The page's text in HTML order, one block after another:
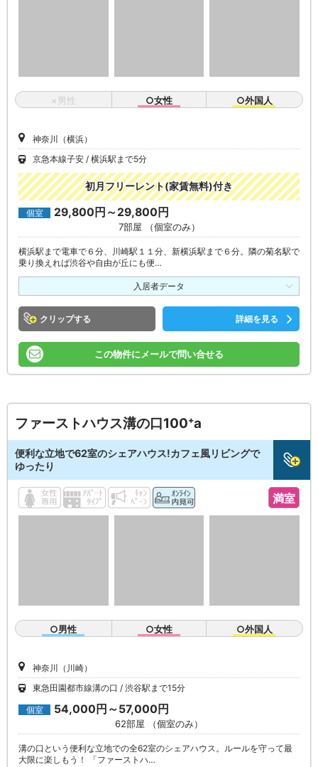
×男性 ○女性 ○外国人
神奈川（横浜）
京急本線子安
横浜駅まで5分
初月フリーレント(家賃無料)付き
個室 29,800円～29,800円
7部屋 （個室のみ）
横浜駅まで電車で６分、川崎駅１１分、新横浜駅まで６分。隣の菊名駅で
乗り換えれば渋谷や自由が丘にも便…
入居者データ
クリップ 詳細を見る
この物件にメールで問い合せる
ファーストハウス溝の口100⁺a
便利な立地で62室のシェアハウス!カフェ風リビングで
ゆったり
満室
○男性 ○女性 ○外国人
神奈川（川崎）
東急田園都市線溝の口
渋谷駅まで15分
個室 54,000円～57,000円
62部屋 （個室のみ）
溝の口という便利な立地での全62室のシェアハウス。ルールを守って最
大限に楽しもう！ 「ファーストハ…